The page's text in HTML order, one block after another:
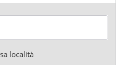
località